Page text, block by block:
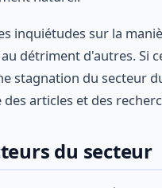
inquiétudes sur la
détriment d'autres. Si
stagnation du secteur
articles et des
du secteur